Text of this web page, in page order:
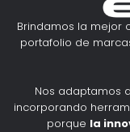
Brindamos la mejor
portafolio de
Nos adaptamos
incorporando
porque la